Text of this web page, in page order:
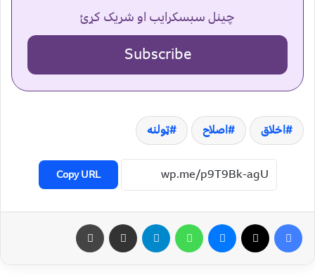
چینل سبسکرایب او شریک کړئ
Subscribe
اخلاق اصلاح ټولنه
Copy URL